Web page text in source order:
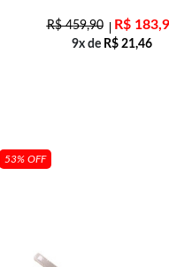
R$459,90 R$
9x de R$ 21,46
53% OFF